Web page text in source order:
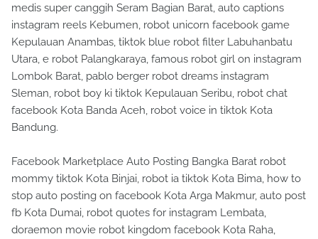
medis super canggih Seram Bagian Barat, auto captions
instagram reels Kebumen, robot unicorn facebook game
Kepulauan Anambas, tiktok blue robot filter Labuhanbatu
Utara, e robot Palangkaraya, famous robot girl on instagram
Lombok Barat, pablo berger robot dreams instagram
Sleman, robot boy ki tiktok Kepulauan Seribu, robot chat
facebook Kota Banda Aceh, robot voice in tiktok Kota
Bandung.
Facebook Marketplace Auto Posting Bangka Barat robot
mommy tiktok Kota Binjai, robot ia tiktok Kota Bima, how to
stop auto posting on facebook Kota Arga Makmur, auto post
fb Kota Dumai, robot quotes for instagram Lembata,
doraemon movie robot kingdom facebook Kota Raha,